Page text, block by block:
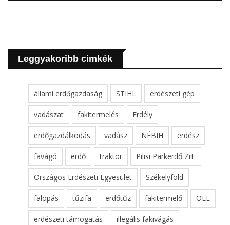
Leggyakoribb cimkék
állami erdőgazdaság STIHL erdészeti gép
vadászat fakitermelés Erdély
erdőgazdálkodás vadász NÉBIH erdész
favágó erdő traktor Pilisi Parkerdő Zrt.
Országos Erdészeti Egyesület Székelyföld
falopás tűzifa erdőtűz fakitermelő OEE
erdészeti támogatás illegális fakivágás